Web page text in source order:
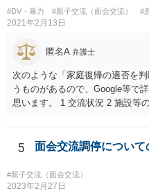
（自分の気持ちを言える年齢）
要もありません。 相手から面会
ったときに対応すれば十分だと
せなかった（連絡をしてこなか
も、そのような請求は、まず認
書を持参して、お近くの弁護士
#DV・暴力 #親子交流（面会交流） #
2021年2月13日
匿名A 弁護士
次のような「家庭復帰の適否を
うものがあるので、Google等で
思います。 1 交流状況 2 施設等
能力 8 引取りの希望 9 虐待の事
に立った見方 11 衝動のコント
技術 14 関係機関への援助、関
立、トラブル 16 親族との関係
居場所 19 地域の受入れ体制 20
5 面会交流調停について
#親子交流（面会交流）
2023年2月27日